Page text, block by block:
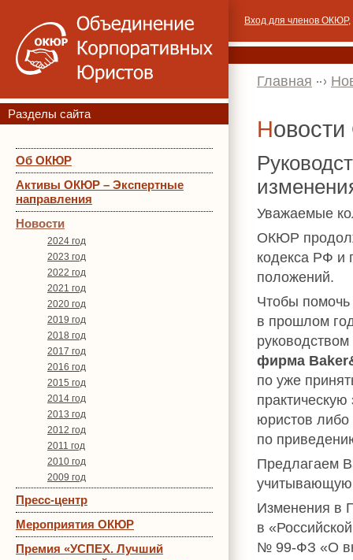
Разделы сайта
Об ОКЮР
Активы ОКЮР – Экспертные
направления
Новости
2024 год
2023 год
2022 год
2021 год
2020 год
2019 год
2018 год
2017 год
2016 год
2015 год
2014 год
2013 год
2012 год
2011 год
2010 год
2009 год
Пресс-центр
Мероприятия ОКЮР
Премия «УСПЕХ. Лучший
Вход для членов ОКЮР,
Главная
Уважаемые
ОКЮР
кодекса РФ и
положений.
Чтобы
в прошлом
руководством
фирма
по уже
юристов
по
Предлагаем
Изменения в
в
№ 99-ФЗ «О